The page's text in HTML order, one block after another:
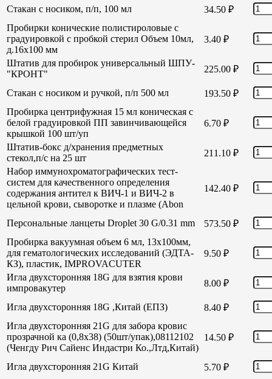
Стакан с носиком, п/п, 100 мл 34.50 ₽
Пробирки конические полистироловые с
градуировкой с пробкой стерил Объем 10мл,
д.16х100 мм
3.40 ₽
Штатив для пробирок универсальный ШПУ-
"КРОНТ"
225.00 ₽
Стакан с носиком и ручкой, п/п 500 мл 193.50 ₽
Пробирка центрифужная 15 мл коническая с
белой градуировкой ПП завинчивающейся
крышкой 100 шт/уп
6.70 ₽
Штатив-бокс д/хранения предметных
стекол,п/с на 25 шт
211.10 ₽
Набор иммунохроматографических тест-
систем для качественного определения
содержания антител к ВИЧ-1 и ВИЧ-2 в
цельной крови, сыворотке и плазме (Abon
142.40 ₽
Персональные ланцеты Droplet 30 G/0.31 mm 573.50 ₽
Пробирка вакуумная объем 6 мл, 13х100мм,
для гематологических исследований (ЭДТА-
КЗ), пластик, IMPROVACUTER
9.50 ₽
Игла двухсторонняя 18G для взятия крови
импровакутер
8.00 ₽
Игла двухсторонняя 18G ,Китай (ЕПЗ) 8.40 ₽
Игла двухсторонняя 21G для забора кровис
прозрачной ка (0,8х38) (50шт/упак),08112102
(Ченгду Рич Сайенс Индастри Ко.,Лтд,Китай)
14.50 ₽
Игла двухсторонняя 21G Китай 5.70 ₽